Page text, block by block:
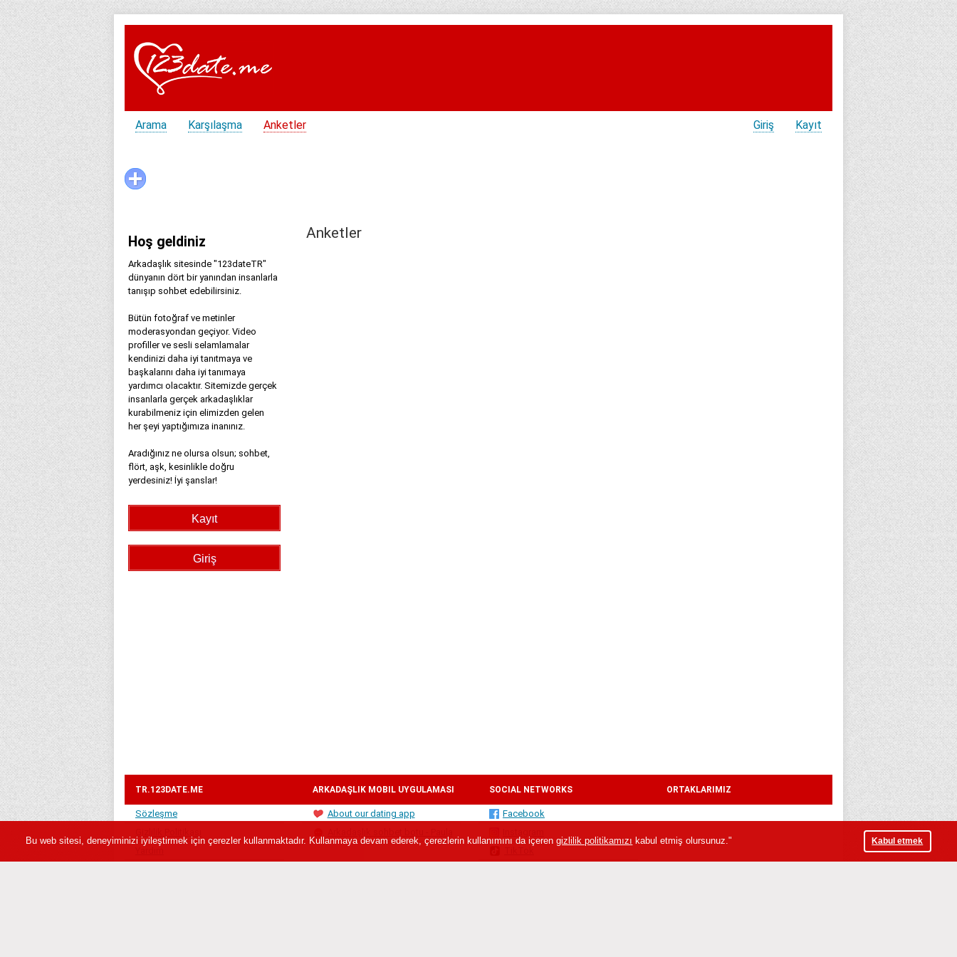
Arama Karşılaşma Anketler Kayıt
Giriş
Hoş geldiniz
Arkadaşlık sitesinde "123dateTR"
dünyanın dört bir yanından insanlarla
tanışıp sohbet edebilirsiniz.
Bütün fotoğraf ve metinler
moderasyondan geçiyor. Video
profiller ve sesli selamlamalar
kendinizi daha iyi tanıtmaya ve
başkalarını daha iyi tanımaya
yardımcı olacaktır. Sitemizde gerçek
insanlarla gerçek arkadaşlıklar
kurabilmeniz için elimizden gelen
her şeyi yaptığımıza inanınız.
Aradığınız ne olursa olsun; sohbet,
flört, aşk, kesinlikle doğru
yerdesiniz! İyi şanslar!
Anketler
TR.123DATE.ME ARKADAŞLIK MOBIL UYGULAMASI SOCIAL NETWORKS ORTAKLARIMIZ
Sözleşme
About our dating app
Facebook
Bu web sitesi, deneyiminizi iyileştirmek için çerezler kullanmaktadır. Kullanmaya devam ederek, çerezlerin kullanımını da içerengizlilik politikamızı kabul etmiş olursunuz." Kabul etmek